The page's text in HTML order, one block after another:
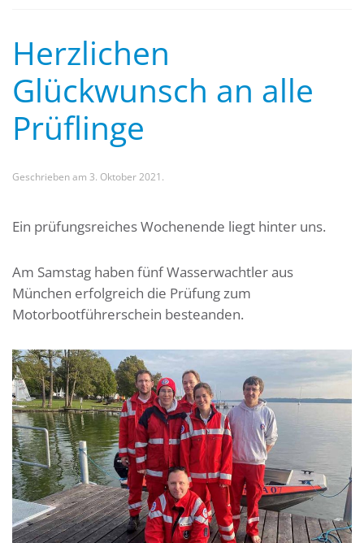
Herzlichen
Glückwunsch an alle
Prüflinge
Geschrieben am 3. Oktober 2021 .
Ein prüfungsreiches Wochenende liegt hinter uns.
Am Samstag haben fünf Wasserwachtler aus
München erfolgreich die Prüfung zum
Motorbootführerschein besteanden.